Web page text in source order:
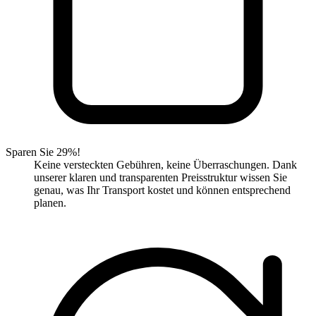
Sparen Sie 29%!
Keine versteckten Gebühren, keine Überraschungen. Dank
unserer klaren und transparenten Preisstruktur wissen Sie
genau, was Ihr Transport kostet und können entsprechend
planen.